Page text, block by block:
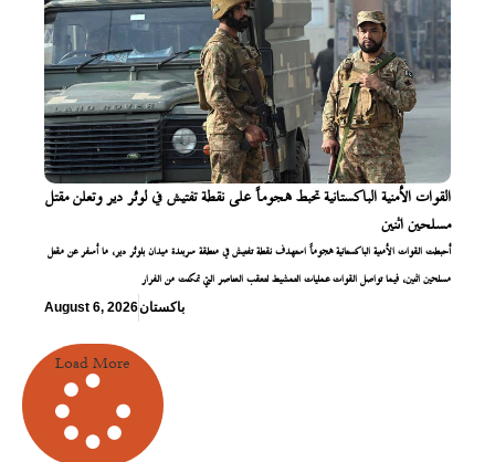
القوات الأمنية الباكستانية تحبط هجوماً على نقطة تفتيش في لوئر دير وتعلن مقتل
مسلحين اثنين
أحبطت القوات الأمنية الباكستانية هجوماً استهدف نقطة تفتيش في منطقة سربندة ميدان بلوئر دير، ما أسفر عن مقتل
مسلحين اثنين، فيما تواصل القوات عمليات التمشيط لتعقب العناصر التي تمكنت من الفرار
August 6, 2026باكستان
Load More